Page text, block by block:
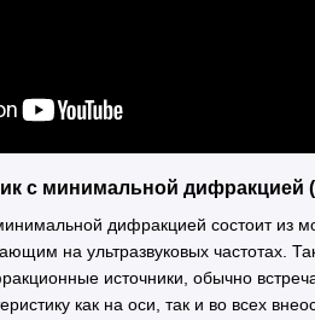
с минимальной дифракцией
дифракцией состоит из
на ультразвуковых частотах.
источники, обычно
как на оси, так и во всех